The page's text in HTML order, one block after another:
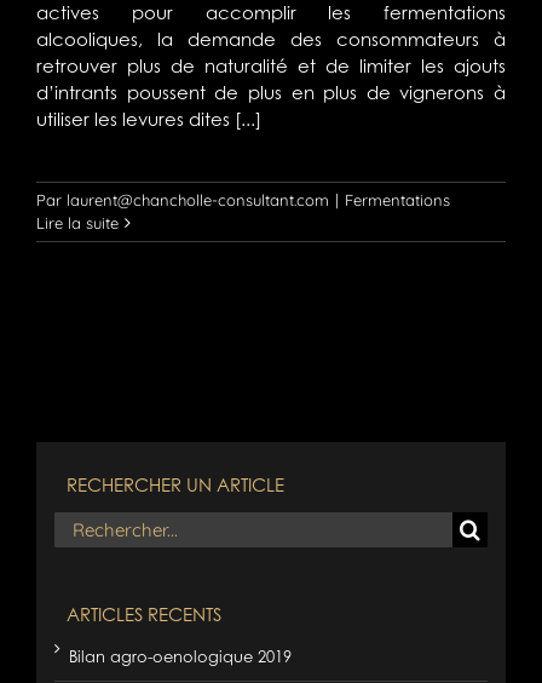
actives pour accomplir les fermentations
alcooliques, la demande des consommateurs à
retrouver plus de naturalité et de limiter les ajouts
d’intrants poussent de plus en plus de vignerons à
utiliser les levures dites [...]
Par laurent@chancholle-consultant.com | Fermentations
Lire la suite
RECHERCHER UN ARTICLE
Rechercher:
ARTICLES RECENTS
Bilan agro-oenologique 2019